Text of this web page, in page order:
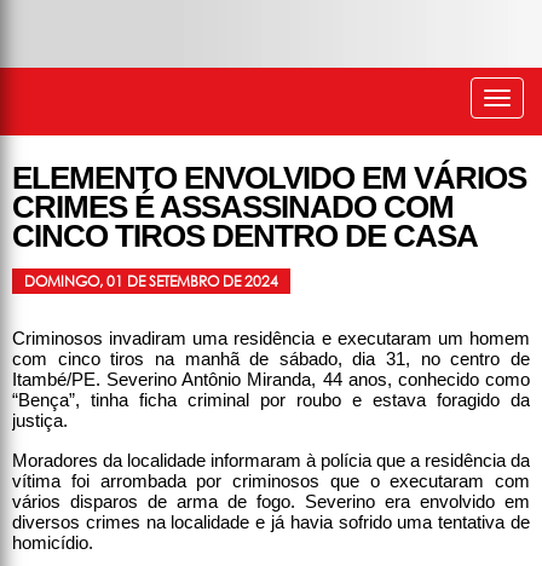
ELEMENTO ENVOLVIDO EM VÁRIOS
CRIMES É ASSASSINADO COM
CINCO TIROS DENTRO DE CASA
DOMINGO, 01 DE SETEMBRO DE 2024
Criminosos invadiram uma residência e executaram um homem
com cinco tiros na manhã de sábado, dia 31, no centro de
Itambé/PE. Severino Antônio Miranda, 44 anos, conhecido como
“Bença”, tinha ficha criminal por roubo e estava foragido da
justiça.
Moradores da localidade informaram à polícia que a residência da
vítima foi arrombada por criminosos que o executaram com
vários disparos de arma de fogo. Severino era envolvido em
diversos crimes na localidade e já havia sofrido uma tentativa de
homicídio.